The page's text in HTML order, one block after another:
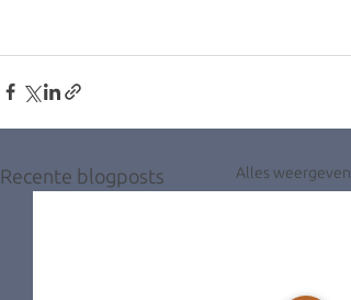
Recente blogposts Alles weergeven